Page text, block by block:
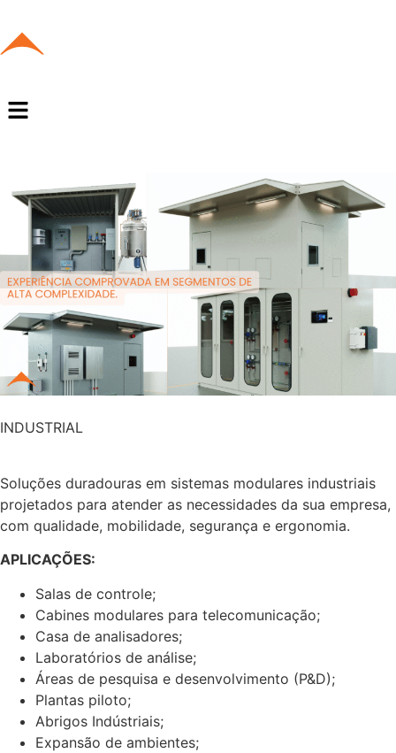
INDUSTRIAL
Soluções duradouras em sistemas modulares industriais
projetados para atender as necessidades da sua empresa,
com qualidade, mobilidade, segurança e ergonomia.
APLICAÇÕES:
Salas de controle;
Cabines modulares para telecomunicação;
Casa de analisadores;
Laboratórios de análise;
Áreas de pesquisa e desenvolvimento (P&D);
Plantas piloto;
Abrigos Indústriais;
Expansão de ambientes;